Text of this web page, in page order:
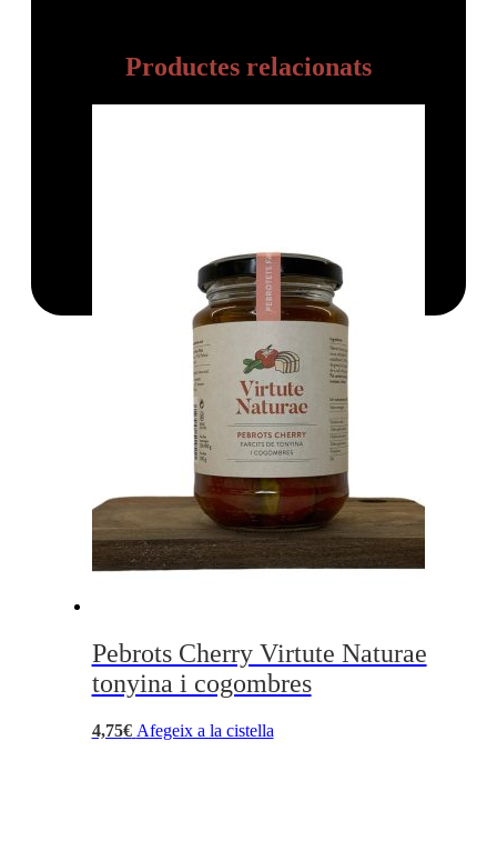
Productes relacionats
Pebrots Cherry Virtute Naturae
tonyina i cogombres
4,75€ Afegeix a la cistella